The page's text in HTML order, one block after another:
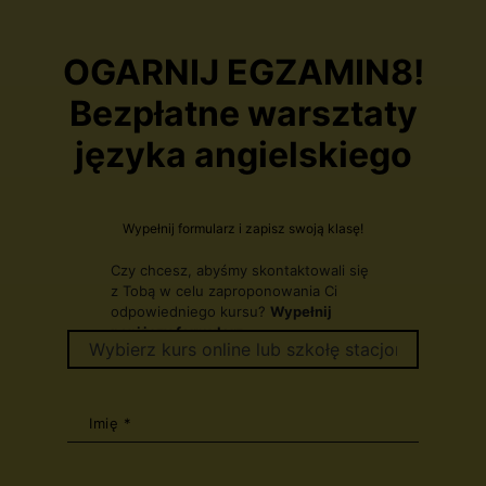
OGARNIJ EGZAMIN8!
Bezpłatne warsztaty
języka angielskiego
Wypełnij formularz i zapisz swoją klasę!
Czy chcesz, abyśmy skontaktowali się
z Tobą w celu zaproponowania Ci
odpowiedniego kursu? Wypełnij
poniższy formularz:
Imię *